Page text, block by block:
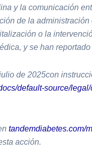
y la comunicación
de la
o la
y se han
de 2025con
default-source/
tandemdiabetes.com/
acción.